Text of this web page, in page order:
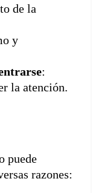
de la
y
:
la atención.
puede
razones: